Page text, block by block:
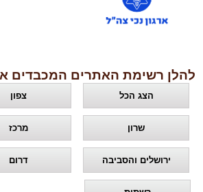
להלן רשימת האתרים המכבדים
הצג הכל צפון
שרון מרכז
ירושלים והסביבה דרום